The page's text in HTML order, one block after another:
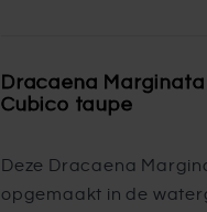
Dracaena
Cubico taupe
Deze Dracaena
opgemaakt in de